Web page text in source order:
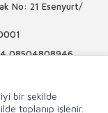
No: 21 Esenyurt/
08504808946
bir şekilde
toplanıp işlenir.